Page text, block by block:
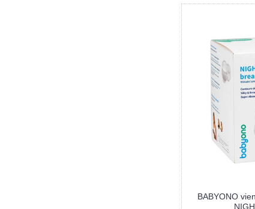
LANSINOH vienkartiniai įklotai į liemenėlę,